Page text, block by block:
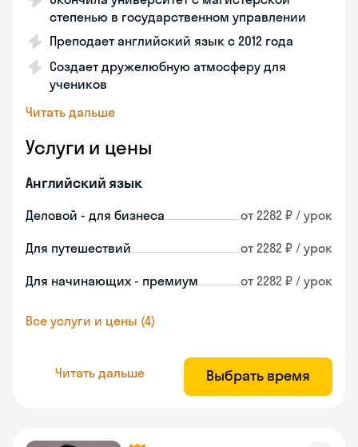
степенью в государственном управлении
Преподает английский язык с 2012 года
Создает дружелюбную атмосферу для
учеников
Читать дальше
Услуги и цены
Английский язык
Деловой - для бизнеса от 2282 ₽ / урок
Для путешествий от 2282 ₽ / урок
Для начинающих - премиум от 2282 ₽ / урок
Все услуги и цены (4)
Читать дальше Выбрать время